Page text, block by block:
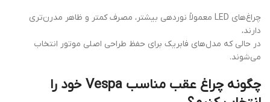
چراغ‌های LED معمولاً نوردهی بیشتر، مصرف کمتر و ظاهر مدرن‌تری
دارند،
در حالی که مدل‌های فابریک برای حفظ طراحی اصلی موتور انتخاب
می‌شوند.
چگونه چراغ عقب مناسب Vespa خود را